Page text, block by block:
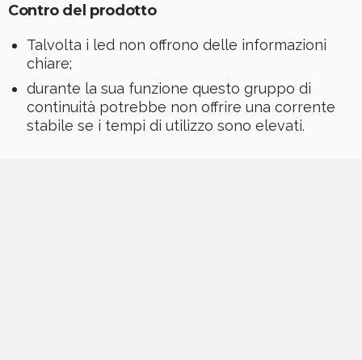
Contro del prodotto
Talvolta i led non offrono delle informazioni
chiare;
durante la sua funzione questo gruppo di
continuità potrebbe non offrire una corrente
stabile se i tempi di utilizzo sono elevati.